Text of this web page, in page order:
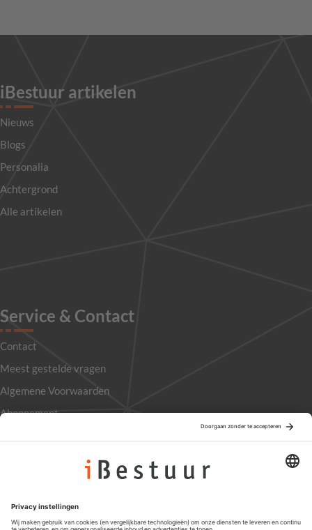
iBestuur artikelen
Nieuws
Blogs
Personalia
Achtergrond
Alle artikelen
Service & Contact
Contact
Meest gestelde vragen
Algemene Voorwaarden
Abonnement
Privacyinstellingen